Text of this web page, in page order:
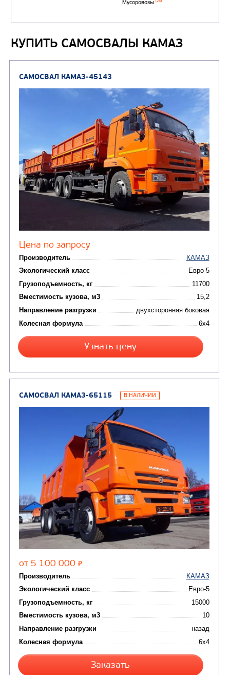
ГРУЗОВЫЕ АВТОМОБИЛИ
Бортовые автомобили (9)
Самосвалы
Седельные тягачи(8)
Автофургоны
Шасси(12)
АВТОБУСЫ
АВТОЦИСТЕРНЫ
Автотопливозаправщики
CHAMELEON (г. Егорьевск)
(8)
Молоковозы, водовозы (7)
Автогудронаторы
аэродромные(1)
Автоцистерны для
Нефтепромысловые
ПОДЪЕМНО-
ТРАНСПОРТНАЯ
Автокраны(3)
установки (КМУ)(36)
КОММУНАЛЬНАЯ
ТЕХНИКА
машины
Вакуумные машины
Илососные машины
Каналопромывочные
Комбинированные
Мусоровозы(24)
КУПИТЬ САМОСВАЛЫ КАМАЗ
САМОСВАЛ КАМАЗ-45143